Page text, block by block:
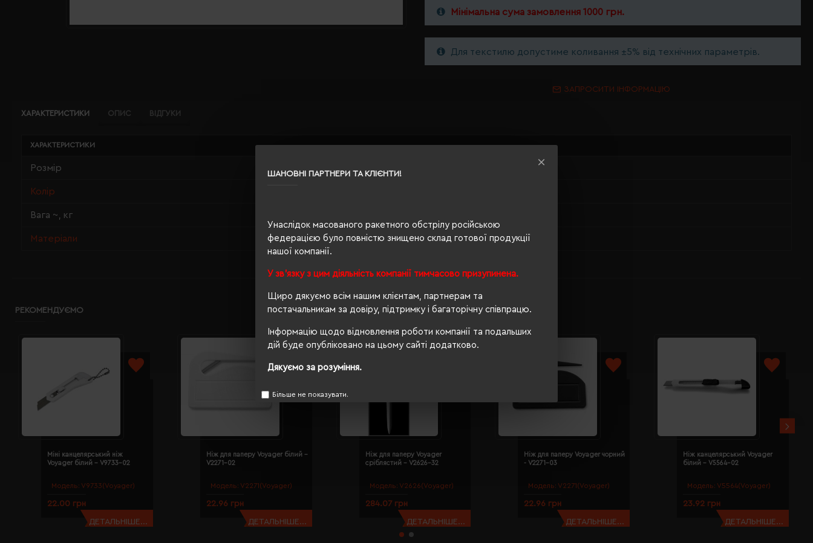
ШАНОВНІ ПАРТНЕРИ ТА КЛІЄНТИ!
Унаслідок масованого ракетного обстрілу російською
федерацією було повністю знищено склад готової продукції
нашої компанії.
У зв'язку з цим діяльність компанії тимчасово призупинена.
Щиро дякуємо всім нашим клієнтам, партнерам та
постачальникам за довіру, підтримку і багаторічну співпрацю.
Інформацію щодо відновлення роботи компанії та подальших
дій буде опубліковано на цьому сайті додатково.
Дякуємо за розуміння.
Більше не показувати.
Мінімальна сума замовлення 1000 грн.
Для текстилю допустиме коливання ±5% від технічних параметрів.
ЗАПРОСИТИ ІНФОРМАЦІЮ
ХАРАКТЕРИСТИКИ ОПИС ВІДГУКИ
ХАРАКТЕРИСТИКИ
Розмір
Колір
Вага ~, кг
Матеріали ABS, сталь
РЕКОМЕНДУЄМО
Модель: V9733(Voyager)
Міні канцелярський ніж
Voyager білий - V9733-02
22.00 грн
ДЕТАЛЬНІШЕ...
Модель: V2271(Voyager)
Ніж для паперу Voyager білий -
V2271-02
22.96 грн
ДЕТАЛЬНІШЕ...
Модель: V2626(Voyager)
Ніж для паперу Voyager
сріблястий - V2626-32
284.07 грн
ДЕТАЛЬНІШЕ...
Модель: V2271(Voyager)
Ніж для паперу Voyager чорний
- V2271-03
22.96 грн
ДЕТАЛЬНІШЕ...
Модель: V5564(Voyager)
Ніж канцелярський Voyager
білий - V5564-02
23.92 грн
ДЕТАЛЬНІШЕ...